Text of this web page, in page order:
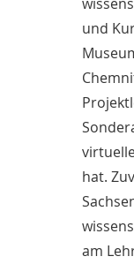
und
hat.
am